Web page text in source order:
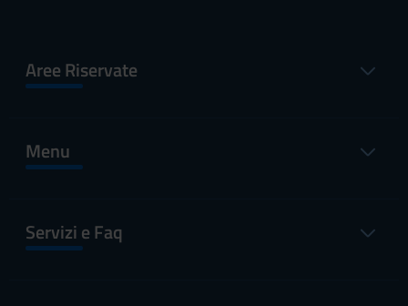
Aree Riservate
Menu
Servizi e Faq